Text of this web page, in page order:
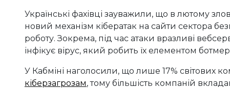
Українські фахівці зауважили, що в лютому
новий механізм кібератак на сайти сектора
роботу. Зокрема, під час атаки вразливі
інфікує вірус, який робить їх елементом
У Кабміні наголосили, що лише 17% світових
кіберзагрозам, тому більшість компаній